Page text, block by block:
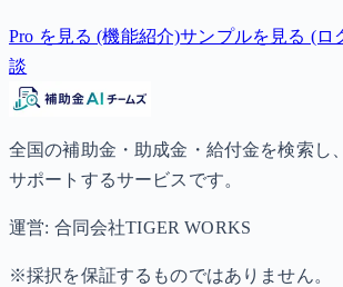
Pro を見る (機能紹介)サンプルを見る (ロ
談
全国の補助金・助成金・給付金を検索し
サポートするサービスです。
運営: 合同会社TIGER WORKS
※採択を保証するものではありません。